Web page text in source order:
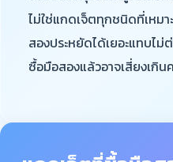
ไม่ใช่แกดเจ็ตทุกชนิดที่เหม
สองประหยัดได้เยอะแทบไม่
ซื้อมือสองแล้วอาจเสี่ยงเกิ